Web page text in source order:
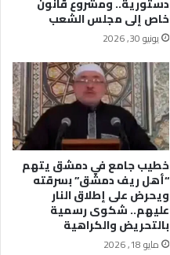
خاص إلى مجلس الشعب
يونيو 30, 2026
خطيب جامع في دمشق يتهم
“أهل ريف دمشق” بسرقته
ويحرض على إطلاق النار
عليهم.. شكوى رسمية
بالتحريض والكراهية
مايو 18, 2026